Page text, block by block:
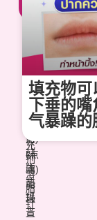
杆
(玻
尿
酸)
充
剂
溶
脂
针
音
波
声
刀)
韩
版
热
玛
吉
疤
针
维
命
(点
滴)
丽
珠
兰
填充物可
下垂的
气暴躁的